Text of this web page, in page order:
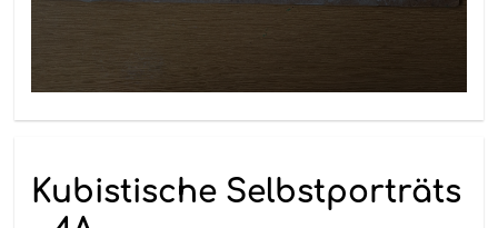
Kubistische Selbstporträts